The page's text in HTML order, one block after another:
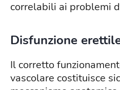
correlabili ai problemi
Disfunzione
Il corretto
vascolare costituisce